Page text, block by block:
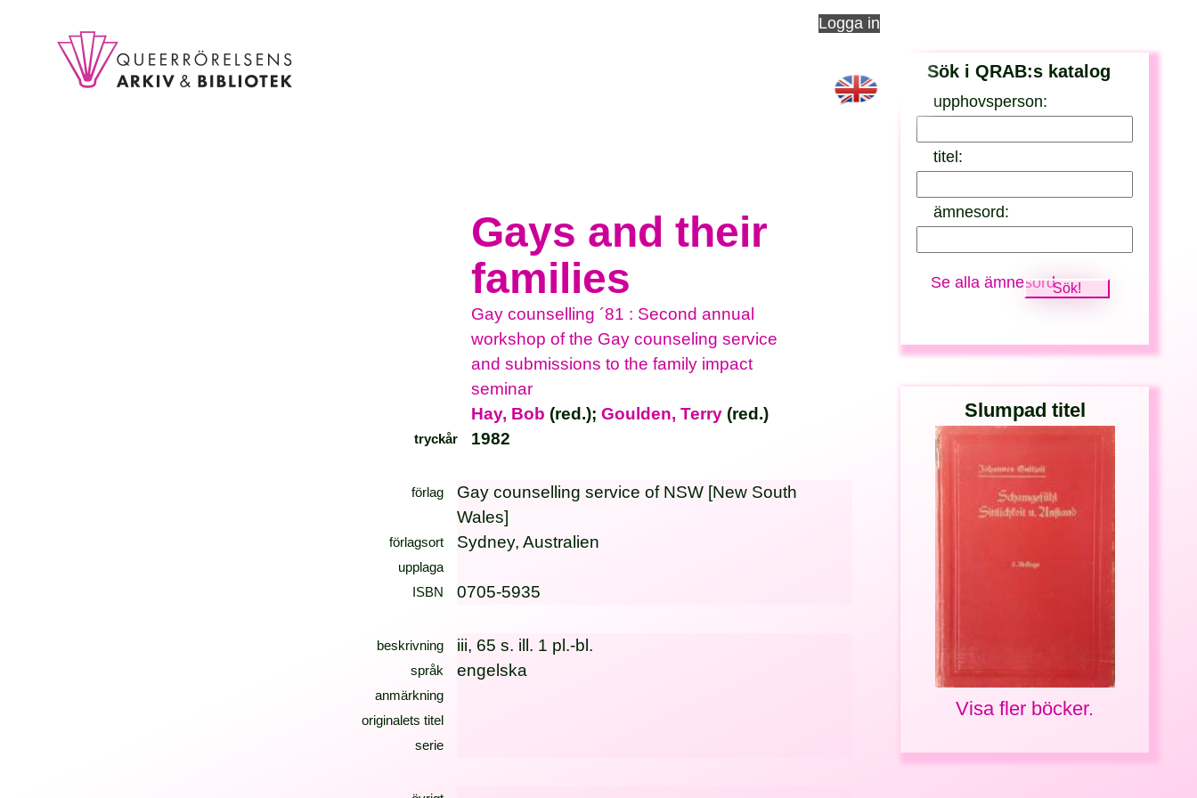
Logga in
Sök i QRAB:s katalog
upphovsperson:
titel:
ämnesord:
Se alla ämnesord
Slumpad titel
Visa fler böcker.
Gays and their
families
Gay counselling ´81 : Second annual
workshop of the Gay counseling service
and submissions to the family impact
seminar
Hay, Bob (red.);Goulden, Terry (red.)
tryckår 1982
förlag
Gay counselling service of NSW [New South
Wales]
förlagsort Sydney, Australien
upplaga
ISBN
0705-5935
beskrivning iii, 65 s. ill. 1 pl.-bl.
språk engelska
anmärkning
originalets titel
serie